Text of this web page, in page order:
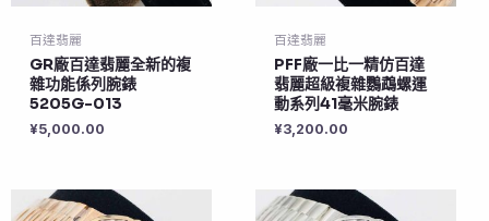
百達翡麗
GR廠百達翡麗全新的複
雜功能係列腕錶
5205G-013
¥5,000.00
百達翡麗
PFF廠一比一精仿百達
翡麗超級複雜鸚鵡螺運
動系列41毫米腕錶
¥3,200.00